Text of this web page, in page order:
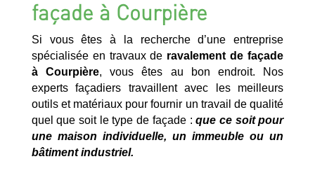
façade à Courpière
Si vous êtes à la recherche d’une entreprise
spécialisée en travaux de ravalement de façade
à Courpière, vous êtes au bon endroit. Nos
experts façadiers travaillent avec les meilleurs
outils et matériaux pour fournir un travail de qualité
quel que soit le type de façade :que ce soit pour
une maison individuelle, un immeuble ou un
bâtiment industriel.